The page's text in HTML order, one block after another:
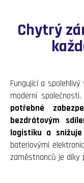
Chytrý
Fungující a
moderní společnosti.
potřebné
bezdrátovým
logistiku a
bateriovými
zaměstnanců je díky